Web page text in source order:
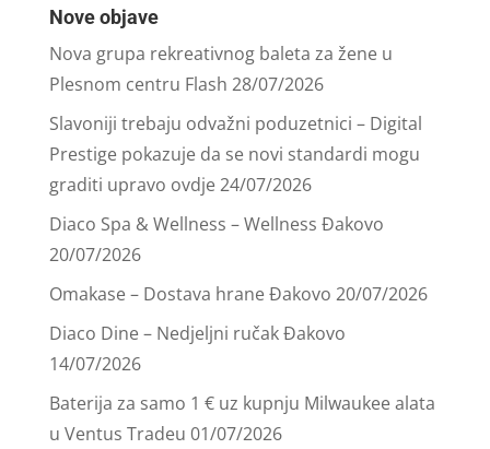
Nove objave
Nova grupa rekreativnog baleta za žene u
Plesnom centru Flash 28/07/2026
Slavoniji trebaju odvažni poduzetnici – Digital
Prestige pokazuje da se novi standardi mogu
graditi upravo ovdje24/07/2026
Diaco Spa & Wellness – Wellness Đakovo
20/07/2026
Omakase – Dostava hrane Đakovo 20/07/2026
Diaco Dine – Nedjeljni ručak Đakovo
14/07/2026
Baterija za samo 1 € uz kupnju Milwaukee alata
u Ventus Tradeu 01/07/2026